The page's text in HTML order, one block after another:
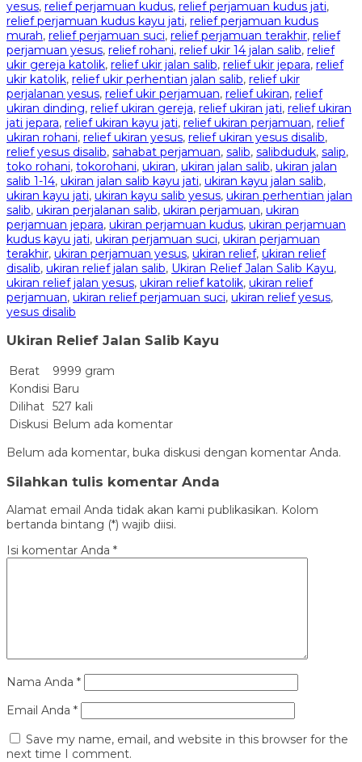
yesus, relief perjamuan kudus, relief perjamuan kudus jati,
relief perjamuan kudus kayu jati, relief perjamuan kudus
murah, relief perjamuan suci, relief perjamuan terakhir, relief
perjamuan yesus, relief rohani, relief ukir 14 jalan salib, relief
ukir gereja katolik, relief ukir jalan salib, relief ukir jepara, relief
ukir katolik, relief ukir perhentian jalan salib, relief ukir
perjalanan yesus, relief ukir perjamuan, relief ukiran, relief
ukiran dinding, relief ukiran gereja, relief ukiran jati, relief ukiran
jati jepara, relief ukiran kayu jati, relief ukiran perjamuan, relief
ukiran rohani, relief ukiran yesus, relief ukiran yesus disalib,
relief yesus disalib, sahabat perjamuan, salib, salibduduk, salip,
toko rohani, tokorohani, ukiran, ukiran jalan salib, ukiran jalan
salib 1-14, ukiran jalan salib kayu jati, ukiran kayu jalan salib,
ukiran kayu jati, ukiran kayu salib yesus, ukiran perhentian jalan
salib, ukiran perjalanan salib, ukiran perjamuan, ukiran
perjamuan jepara, ukiran perjamuan kudus, ukiran perjamuan
kudus kayu jati, ukiran perjamuan suci, ukiran perjamuan
terakhir, ukiran perjamuan yesus, ukiran relief, ukiran relief
disalib, ukiran relief jalan salib, Ukiran Relief Jalan Salib Kayu,
ukiran relief jalan yesus, ukiran relief katolik, ukiran relief
perjamuan, ukiran relief perjamuan suci, ukiran relief yesus,
yesus disalib
Ukiran Relief Jalan Salib Kayu
Berat
9999 gram
Kondisi Baru
Dilihat 527 kali
Diskusi Belum ada komentar
Belum ada komentar, buka diskusi dengan komentar Anda.
Silahkan tulis komentar Anda
Alamat email Anda tidak akan kami publikasikan. Kolom
bertanda bintang (*) wajib diisi.
Isi komentar Anda *
Nama Anda *
Email Anda *
Save my name, email, and website in this browser for the
next time I comment.